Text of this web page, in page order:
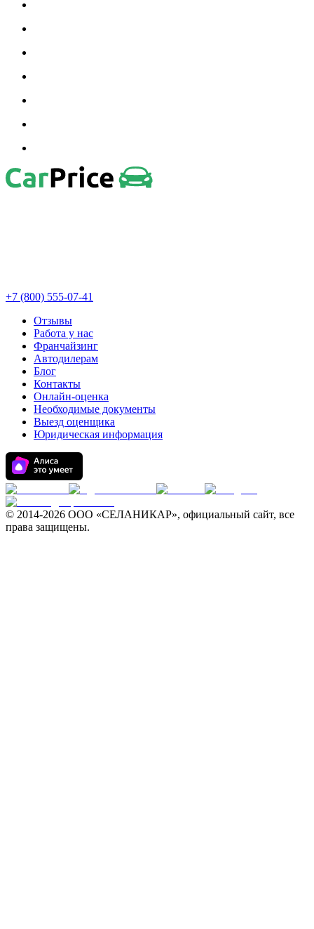
+7 (800) 555-07-41
Отзывы
Работа у нас
Франчайзинг
Автодилерам
Блог
Контакты
Онлайн-оценка
Необходимые документы
Выезд оценщика
Юридическая информация
© 2014-2026 ООО «СЕЛАНИКАР», официальный сайт, все
права защищены.